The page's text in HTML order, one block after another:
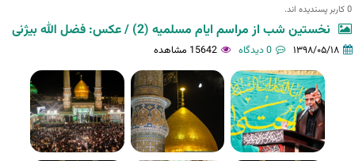
0 کاربر پسندیده اند.‎
نخستین شب از مراسم ایام مسلمیه (2) / عکس: فضل الله بیژنی
۱۳۹۸/۰۵/۱۸ 0 دیدگاه 15642 مشاهده